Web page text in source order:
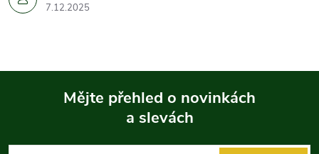
7.12.2025
Mějte přehled o novinkách
a slevách